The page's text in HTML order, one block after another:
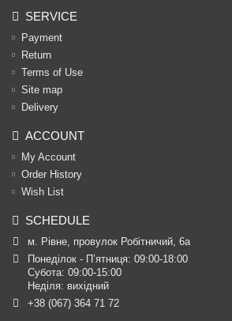
SERVICE
Payment
Return
Terms of Use
Site map
Delivery
ACCOUNT
My Account
Order History
Wish List
SCHEDULE
м. Рівне, провулок Робітничий, 6а
Понеділок - П’ятниця: 09:00-18:00
Субота: 09:00-15:00
Неділя: вихідний
+38 (067) 364 71 72